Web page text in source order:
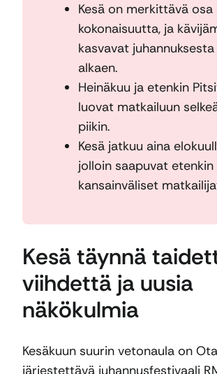
Kesä on merkittävä osa
kokonaisuutta, ja
kasvavat juhannuksesta
alkaen.
Heinäkuu ja etenkin
luovat matkailuun
piikin.
Kesä jatkuu aina
jolloin saapuvat etenkin
kansainväliset
Kesä täynnä
viihdettä ja uusia
näkökulmia
Kesäkuun suurin vetonaula on